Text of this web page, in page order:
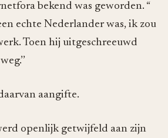
bekend was geworden. “
echte Nederlander was, ik zou
Toen hij uitgeschreeuwd
aangifte.
openlijk getwijfeld aan zijn